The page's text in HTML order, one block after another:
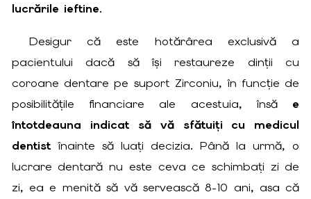
lucrările ieftine.
Desigur că este hotărârea exclusivă a
pacientului dacă să își restaureze dinții cu
coroane dentare pe suport Zirconiu, în funcție de
posibilitățile financiare ale acestuia, însă e
întotdeauna indicat să vă sfătuiți cu medicul
dentist înainte să luați decizia. Până la urmă, o
lucrare dentară nu este ceva ce schimbați zi de
zi, ea e menită să vă servească 8-10 ani, asa că